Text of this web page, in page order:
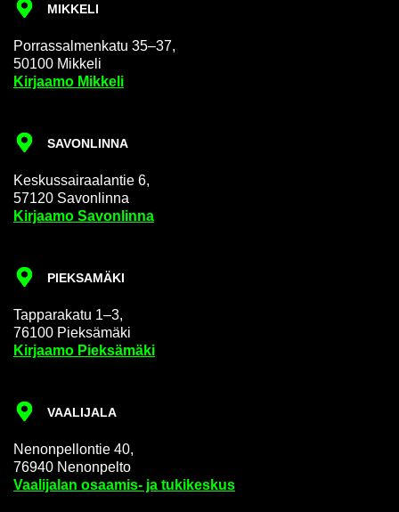
MIK­KE­LI
Por­ras­sal­men­ka­tu 35–37,
50100 Mik­ke­li
Kir­jaa­mo Mik­ke­li
SA­VON­LIN­NA
Kes­kus­sai­raa­lan­tie 6,
57120 Sa­von­lin­na
Kir­jaa­mo Sa­von­lin­na
PIEK­SA­MÄ­KI
Tap­pa­ra­ka­tu 1–3,
76100 Piek­sä­mä­ki
Kir­jaa­mo Piek­sä­mä­ki
VAA­LI­JA­LA
Ne­non­pel­lon­tie 40,
76940 Ne­non­pel­to
Vaa­li­ja­lan osaamis-​ ja tu­ki­kes­kus